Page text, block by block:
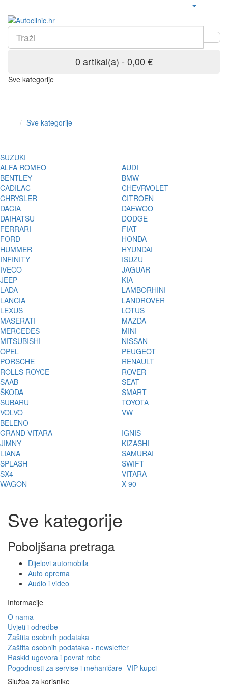
0 artikal(a) - 0,00 €
Sve kategorije
Sve kategorije
SUZUKI
ALFA ROMEO
AUDI
BENTLEY
BMW
CADILAC
CHEVRVOLET
CHRYSLER
CITROEN
DACIA
DAEWOO
DAIHATSU
DODGE
FERRARI
FIAT
FORD
HONDA
HUMMER
HYUNDAI
INFINITY
ISUZU
IVECO
JAGUAR
JEEP
KIA
LADA
LAMBORHINI
LANCIA
LANDROVER
LEXUS
LOTUS
MASERATI
MAZDA
MERCEDES
MINI
MITSUBISHI
NISSAN
OPEL
PEUGEOT
PORSCHE
RENAULT
ROLLS ROYCE
ROVER
SAAB
SEAT
ŠKODA
SMART
SUBARU
TOYOTA
VOLVO
VW
BELENO
GRAND VITARA
IGNIS
JIMNY
KIZASHI
LIANA
SAMURAI
SPLASH
SWIFT
SX4
VITARA
WAGON
X 90
Sve kategorije
Poboljšana pretraga
Dijelovi automobila
Auto oprema
Audio i video
Informacije
O nama
Uvjeti i odredbe
Zaštita osobnih podataka
Zaštita osobnih podataka - newsletter
Raskid ugovora i povrat robe
Pogodnosti za servise i mehaničare- VIP kupci
Služba za korisnike